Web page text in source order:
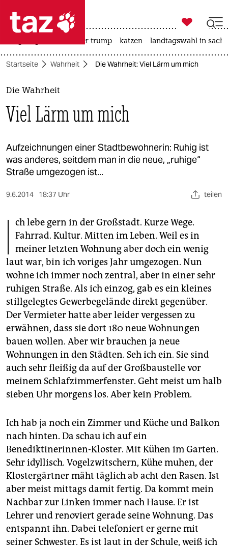
 taz zahl ich
taz zahl ich
themen
politik
gesellschaft
berlin
nord
wahrheit
verlag
verlag
veranstaltungen
shop
fragen & hilfe
unterstützen
abo
genossenschaft
epaper login

taz zahl ich
usa unter trump katzen landtagswahl in
Startseite Wahrheit Die Wahrheit: Viel Lärm um mich
Die Wahrheit
Viel Lärm um mich
Aufzeichnungen einer Stadtbewohnerin: Ruhig ist
was anderes, seitdem man in die neue, „ruhige“
Straße umgezogen ist...
9.6.2014 18:37 Uhr teilen
I ch lebe gern in der Großstadt. Kurze Wege.
Fahrrad. Kultur. Mitten im Leben. Weil es in
meiner letzten Wohnung aber doch ein wenig
laut war, bin ich voriges Jahr umgezogen. Nun
wohne ich immer noch zentral, aber in einer sehr
ruhigen Straße. Als ich einzog, gab es ein kleines
stillgelegtes Gewerbegelände direkt gegenüber.
Der Vermieter hatte aber leider vergessen zu
erwähnen, dass sie dort 180 neue Wohnungen
bauen wollen. Aber wir brauchen ja neue
Wohnungen in den Städten. Seh ich ein. Sie sind
auch sehr fleißig da auf der Großbaustelle vor
meinem Schlafzimmerfenster. Geht meist um halb
sieben Uhr morgens los. Aber kein Problem.
Ich hab ja noch ein Zimmer und Küche und Balkon
nach hinten. Da schau ich auf ein
Benediktinerinnen-Kloster. Mit Kühen im Garten.
Sehr idyllisch. Vogelzwitschern, Kühe muhen, der
Klostergärtner mäht täglich ab acht den Rasen. Ist
aber meist mittags damit fertig. Da kommt mein
Nachbar zur Linken immer nach Hause. Er ist
Lehrer und renoviert gerade seine Wohnung. Das
entspannt ihn. Dabei telefoniert er gerne mit
seiner Schwester. Es ist laut in der Schule, weiß ich